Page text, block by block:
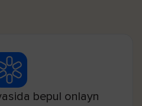
bepul onlayn